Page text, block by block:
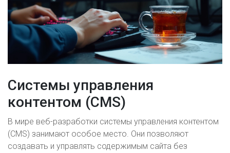
Системы управления
контентом (CMS)
В мире веб-разработки системы управления контентом
(CMS) занимают особое место. Они позволяют
создавать и управлять содержимым сайта без